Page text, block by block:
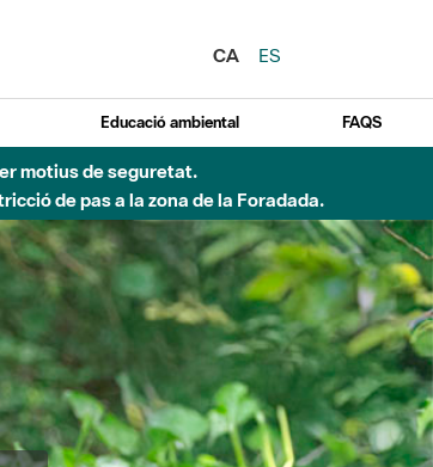
CA
ES
Educació ambiental FAQS
motius de seguretat.
de pas a la zona de la Foradada.